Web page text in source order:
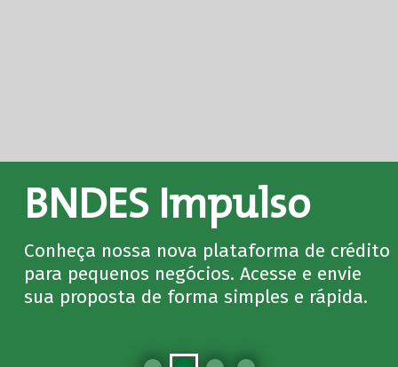
BNDES Impulso
Conheça nossa nova plataforma de crédito
para pequenos negócios. Acesse e envie
sua proposta de forma simples e rápida.